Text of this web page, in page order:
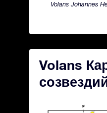
Volans Johannes
Volans